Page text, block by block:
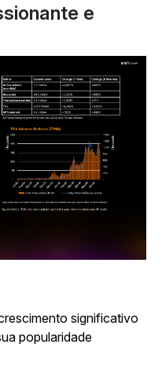
e
significativo
popularidade